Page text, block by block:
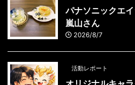
パナソニックエ
嵐山さん
2026/8/7
活動レポート